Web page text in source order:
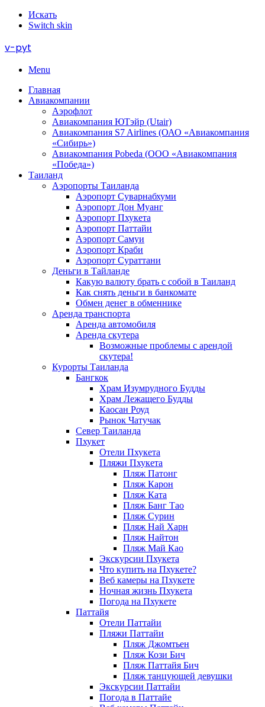
Искать
Switch skin
v-pyt
Menu
Главная
Авиакомпании
Аэрофлот
Авиакомпания ЮТэйр (Utair)
Авиакомпания S7 Airlines (ОАО «Авиакомпания
«Сибирь»)
Авиакомпания Pobeda (ООО «Авиакомпания
«Победа»)
Таиланд
Аэропорты Таиланда
Аэропорт Суварнабхуми
Аэропорт Дон Муанг
Аэропорт Пхукета
Аэропорт Паттайи
Аэропорт Самуи
Аэропорт Краби
Аэропорт Сураттани
Деньги в Тайланде
Какую валюту брать с собой в Таиланд
Как снять деньги в банкомате
Обмен денег в обменнике
Аренда транспорта
Аренда автомобиля
Аренда скутера
Возможные проблемы с арендой
скутера!
Курорты Таиланда
Бангкок
Храм Изумрудного Будды
Храм Лежащего Будды
Каосан Роуд
Рынок Чатучак
Север Таиланда
Пхукет
Отели Пхукета
Пляжи Пхукета
Пляж Патонг
Пляж Карон
Пляж Ката
Пляж Банг Тао
Пляж Сурин
Пляж Най Харн
Пляж Найтон
Пляж Май Као
Экскурсии Пхукета
Что купить на Пхукете?
Веб камеры на Пхукете
Ночная жизнь Пхукета
Погода на Пхукете
Паттайя
Отели Паттайи
Пляжи Паттайи
Пляж Джомтьен
Пляж Кози Бич
Пляж Паттайя Бич
Пляж танцующей девушки
Экскурсии Паттайи
Погода в Паттайе